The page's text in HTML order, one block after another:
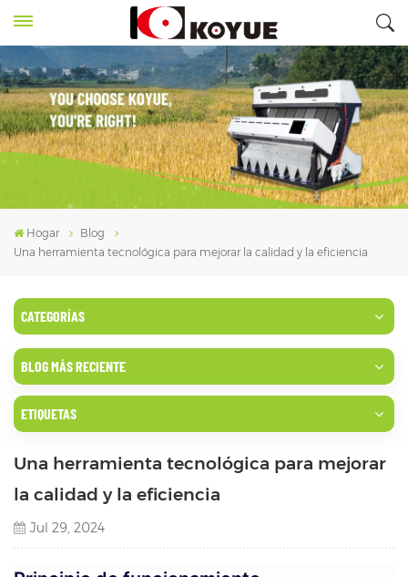
Hogar
Blog
Una herramienta tecnológica para mejorar la calidad y la eficiencia
CATEGORÍAS
BLOG MÁS RECIENTE
ETIQUETAS
Una herramienta tecnológica para mejorar
la calidad y la eficiencia
Jul 29, 2024